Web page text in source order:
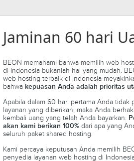
Jaminan 60 hari
BEON memahami bahwa memilih web
di Indonesia bukanlah hal yang mudah.
web hosting terbaik di Indonesia
bahwa kepuasan Anda adalah prioritas
Apabila dalam 60 hari pertama Anda tidak
layanan yang diberikan, maka Anda
kembali uang yang telah Anda bayarkan.
akan kami berikan 100% dari apa yang
seluruh paket shared hosting.
Kami percaya keputusan Anda memilih
penyedia layanan web hosting di